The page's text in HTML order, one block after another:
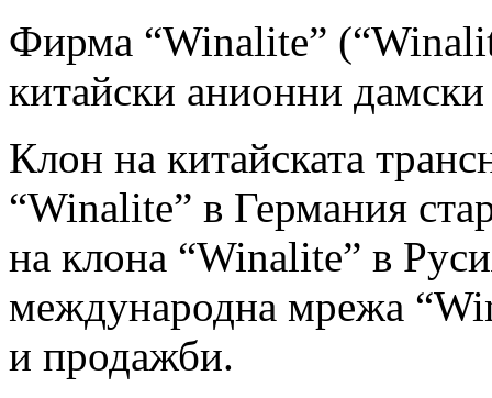
Фирма “Winalite”
китайски анионни
Клон на китайската
“Winalite” в Германия
на клона “Winalite” в
международна мрежа
и продажби.